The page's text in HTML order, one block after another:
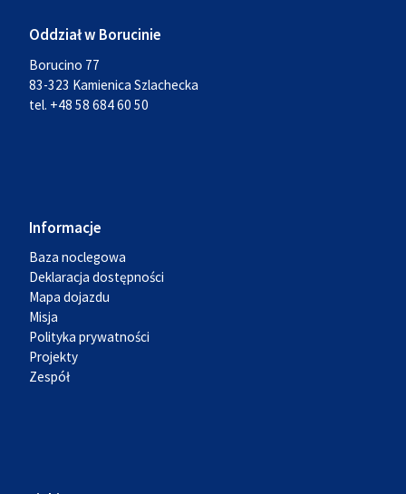
Oddział w Borucinie
Borucino 77
83-323 Kamienica Szlachecka
tel. +48 58 684 60 50
Informacje
Baza noclegowa
Deklaracja dostępności
Mapa dojazdu
Misja
Polityka prywatności
Projekty
Zespół